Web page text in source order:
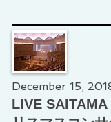
December 15,
LIVE